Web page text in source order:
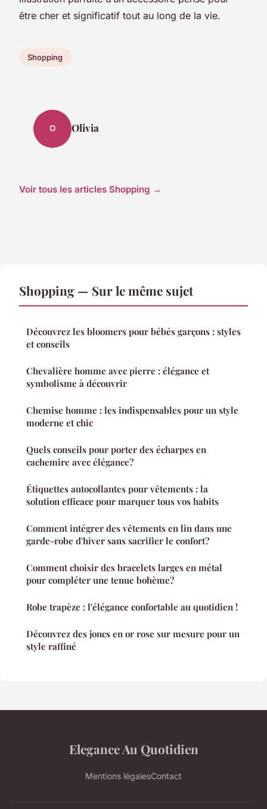
être cher et significatif tout au long de la vie.
Shopping
O Olivia
Voir tous les articles Shopping →
Shopping — Sur le même sujet
Découvrez les bloomers pour bébés garçons : styles
et conseils
Chevalière homme avec pierre : élégance et
symbolisme à découvrir
Chemise homme : les indispensables pour un style
moderne et chic
Quels conseils pour porter des écharpes en
cachemire avec élégance?
Étiquettes autocollantes pour vêtements : la
solution efficace pour marquer tous vos habits
Comment intégrer des vêtements en lin dans une
garde-robe d'hiver sans sacrifier le confort?
Comment choisir des bracelets larges en métal
pour compléter une tenue bohème?
Robe trapèze : l'élégance confortable au quotidien !
Découvrez des joncs en or rose sur mesure pour un
style raffiné
Elegance Au Quotidien
Mentions légalesContact